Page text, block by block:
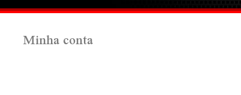
Minha conta